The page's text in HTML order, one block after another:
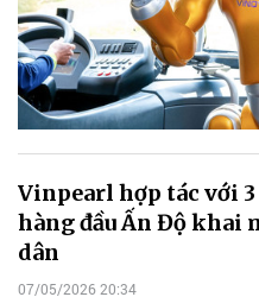
Vinpearl hợp tác với
hàng đầu Ấn Độ khai
dân
07/05/2026 20:34